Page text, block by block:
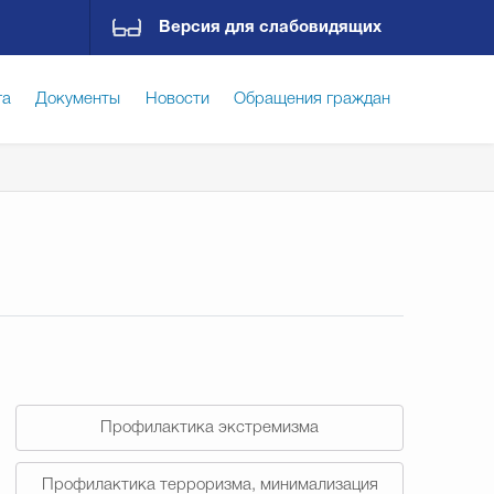
Версия для слабовидящих
Документы Новости Обращения граждан
Профилактика экстремизма
Профилактика терроризма, минимализация